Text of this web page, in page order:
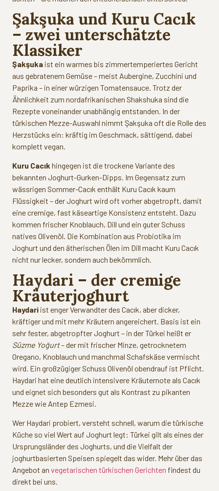
Şakşuka und Kuru Cacık
– zwei unterschätzte
Klassiker
Şakşuka ist ein warmes bis zimmertemperiertes Gericht
aus gebratenem Gemüse – meist Aubergine, Zucchini und
Paprika – in einer würzigen Tomatensauce. Trotz der
Ähnlichkeit zum nordafrikanischen Shakshuka sind die
Rezepte voneinander unabhängig entstanden. In der
türkischen Mezze-Auswahl nimmt Şakşuka oft die Rolle des
Herzstücks ein: kräftig im Geschmack, sättigend, dabei
komplett vegan.
Kuru Cacık hingegen ist die trockene Variante des
bekannten Joghurt-Gurken-Dipps. Im Gegensatz zum
wässrigen Sommer-Cacık enthält Kuru Cacık kaum
Flüssigkeit – der Joghurt wird oft vorher abgetropft, damit
eine cremige, fast käseartige Konsistenz entsteht. Dazu
kommen frischer Knoblauch, Dill und ein guter Schuss
natives Olivenöl. Die Kombination aus Probiotika im
Joghurt und den ätherischen Ölen im Dill macht Kuru Cacık
nicht nur lecker, sondern auch bekömmlich.
Haydari – der cremige
Kräuterjoghurt
Haydari ist enger Verwandter des Cacık, aber dicker,
kräftiger und mit mehr Kräutern angereichert. Basis ist ein
sehr fester, abgetropfter Joghurt – in der Türkei heißt er
Süzme Yoğurt– der mit frischer Minze, getrocknetem
Oregano, Knoblauch und manchmal Schafskäse vermischt
wird. Ein großzügiger Schuss Olivenöl obendrauf ist Pflicht.
Haydari hat eine deutlich intensivere Kräuternote als Cacık
und eignet sich besonders gut als Kontrast zu pikanten
Mezze wie Antep Ezmesi.
Wer Haydari probiert, versteht schnell, warum die türkische
Küche so viel Wert auf Joghurt legt: Türkei gilt als eines der
Ursprungsländer des Joghurts, und die Vielfalt der
joghurtbasierten Speisen spiegelt das wider. Mehr über das
Angebot an vegetarischen türkischen Gerichten findest du
direkt bei uns.